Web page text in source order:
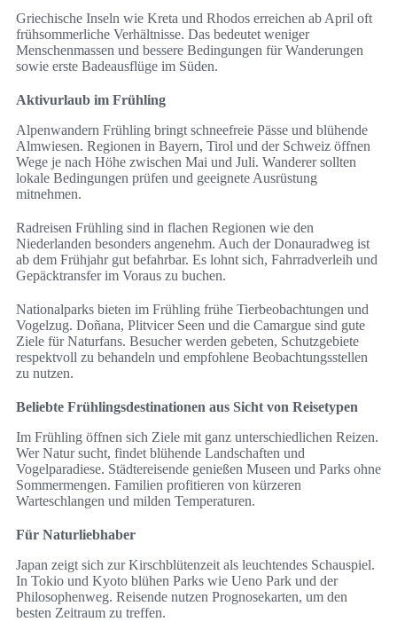
Griechische Inseln wie Kreta und Rhodos erreichen ab April oft
frühsommerliche Verhältnisse. Das bedeutet weniger
Menschenmassen und bessere Bedingungen für Wanderungen
sowie erste Badeausflüge im Süden.
Aktivurlaub im Frühling
Alpenwandern Frühling bringt schneefreie Pässe und blühende
Almwiesen. Regionen in Bayern, Tirol und der Schweiz öffnen
Wege je nach Höhe zwischen Mai und Juli. Wanderer sollten
lokale Bedingungen prüfen und geeignete Ausrüstung
mitnehmen.
Radreisen Frühling sind in flachen Regionen wie den
Niederlanden besonders angenehm. Auch der Donauradweg ist
ab dem Frühjahr gut befahrbar. Es lohnt sich, Fahrradverleih und
Gepäcktransfer im Voraus zu buchen.
Nationalparks bieten im Frühling frühe Tierbeobachtungen und
Vogelzug. Doñana, Plitvicer Seen und die Camargue sind gute
Ziele für Naturfans. Besucher werden gebeten, Schutzgebiete
respektvoll zu behandeln und empfohlene Beobachtungsstellen
zu nutzen.
Beliebte Frühlingsdestinationen aus Sicht von Reisetypen
Im Frühling öffnen sich Ziele mit ganz unterschiedlichen Reizen.
Wer Natur sucht, findet blühende Landschaften und
Vogelparadiese. Städtereisende genießen Museen und Parks ohne
Sommermengen. Familien profitieren von kürzeren
Warteschlangen und milden Temperaturen.
Für Naturliebhaber
Japan zeigt sich zur Kirschblütenzeit als leuchtendes Schauspiel.
In Tokio und Kyoto blühen Parks wie Ueno Park und der
Philosophenweg. Reisende nutzen Prognosekarten, um den
besten Zeitraum zu treffen.